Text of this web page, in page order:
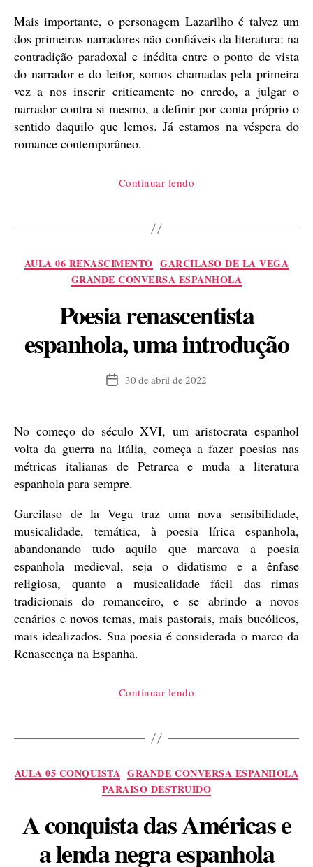
Mais importante, o personagem Lazarilho é talvez um
dos primeiros narradores não confiáveis da literatura: na
contradição paradoxal e inédita entre o ponto de vista
do narrador e do leitor, somos chamadas pela primeira
vez a nos inserir criticamente no enredo, a julgar o
narrador contra si mesmo, a definir por conta próprio o
sentido daquilo que lemos. Já estamos na véspera do
romance contemporâneo.
Continuar lendo
uma
Categorias
AULA 06 RENASCIMENTO GARCILASO DE LA VEGA
GRANDE CONVERSA ESPANHOLA
Poesia renascentista
espanhola, uma introdução
Data30 de abril de 2022
No começo do século XVI, um aristocrata espanhol
volta da guerra na Itália, começa a fazer poesias nas
métricas italianas de Petrarca e muda a literatura
espanhola para sempre.
Garcilaso de la Vega traz uma nova sensibilidade,
musicalidade, temática, à poesia lírica espanhola,
abandonando tudo aquilo que marcava a poesia
espanhola medieval, seja o didatismo e a ênfase
religiosa, quanto a musicalidade fácil das rimas
tradicionais do romanceiro, e se abrindo a novos
cenários e novos temas, mais pastorais, mais bucólicos,
mais idealizados. Sua poesia é considerada o marco da
Renascença na Espanha.
Continuar lendo
uma
Categorias
AULA 05 CONQUISTA GRANDE CONVERSA ESPANHOLA
PARAISO DESTRUIDO
A conquista das Américas e
a lenda negra espanhola